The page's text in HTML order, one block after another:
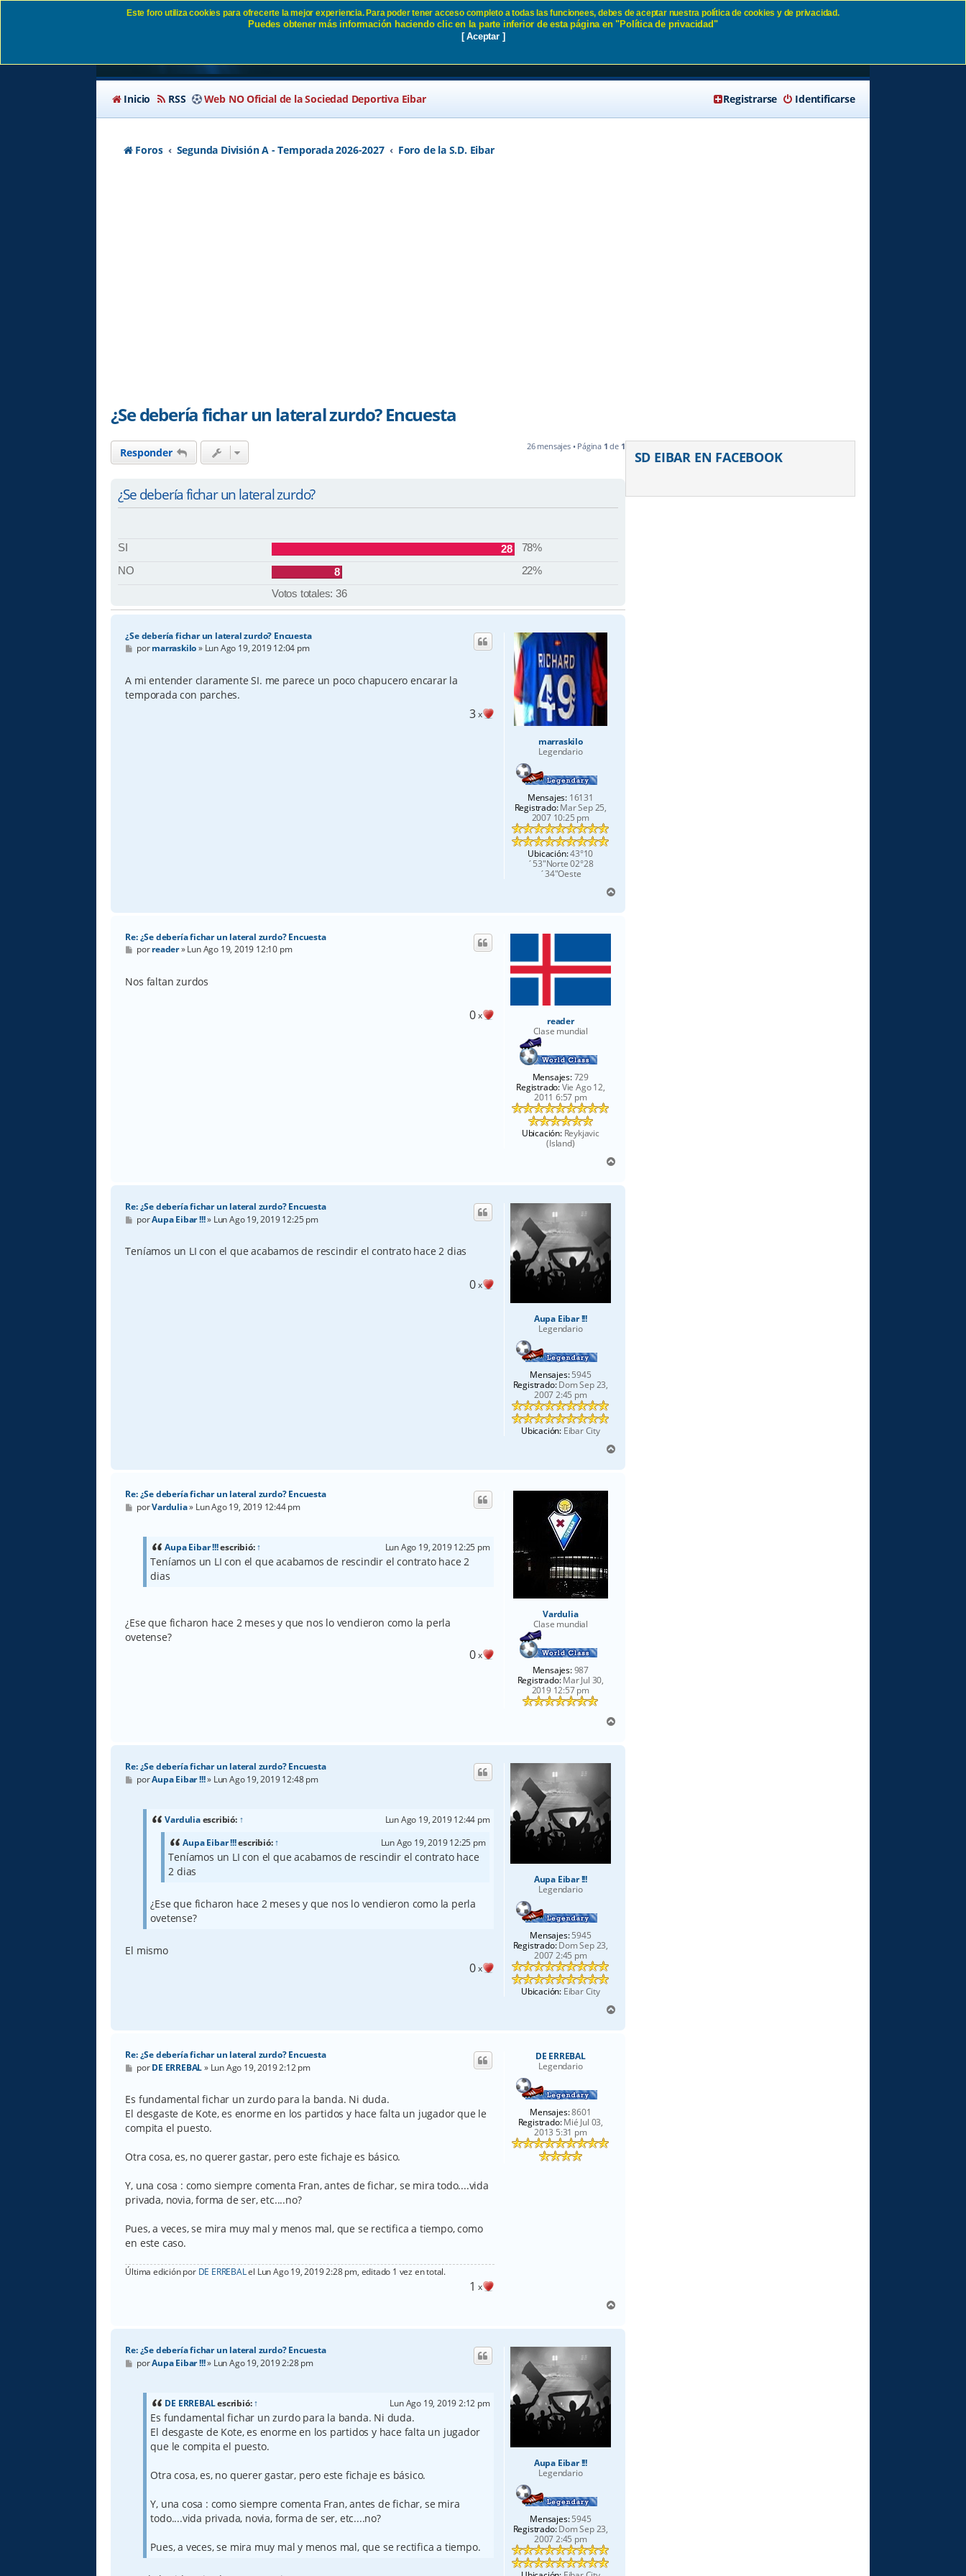
¿Se debería fichar un lateral zurdo? Encuesta SD Eibar
Inicio RSS Web NO Oficial de la Sociedad Deportiva Eibar Identificarse
Registrarse
Foros Segunda División A - Temporada 2026-2027 Foro de la S.D. Eibar
¿Se debería fichar un lateral zurdo? Encuesta
Responder 26 mensajes • Página 1 de 1
¿Se debería fichar un lateral zurdo?
SI 28
78%
NO
8
22%
Votos totales: 36
marraskilo
Legendario
Mensajes: 16131
Registrado:Mar Sep 25,
2007 10:25 pm
Ubicación:43°10
´53"Norte 02°28
´34"Oeste
¿Se debería fichar un lateral zurdo? Encuesta
M
e
s
a
j
pormarraskilo» Lun Ago 19, 2019 12:04 pm
A mi entender claramente SI. me parece un poco chapucero encarar la
temporada con parches.
3x
r
reader
Clase mundial
Mensajes:729
Registrado:Vie Ago 12,
2011 6:57 pm
Ubicación:Reykjavic
(Island)
Re: ¿Se debería fichar un lateral zurdo? Encuesta
M
e
s
a
porreader»Lun Ago 19, 2019 12:10 pm
Nos faltan zurdos
0x
r
Aupa Eibar !!!
Legendario
Mensajes:5945
Registrado:Dom Sep 23,
2007 2:45 pm
Ubicación:Eibar City
Re: ¿Se debería fichar un lateral zurdo? Encuesta
M
e
s
a
porAupa Eibar !!!» Lun Ago 19, 2019 12:25 pm
Teníamos un LI con el que acabamos de rescindir el contrato hace 2 dias
0x
r
Vardulia
Clase mundial
Mensajes:987
Registrado:Mar Jul 30,
2019 12:57 pm
Re: ¿Se debería fichar un lateral zurdo? Encuesta
M
e
porVardulia» Lun Ago 19, 2019 12:44 pm
Aupa Eibar !!!escribió:↑ Lun Ago 19, 2019 12:25 pm
Teníamos un LI con el que acabamos de rescindir el contrato hace 2
dias
¿Ese que ficharon hace 2 meses y que nos lo vendieron como la perla
ovetense?
0x
r
Aupa Eibar !!!
Legendario
Mensajes:5945
Registrado:Dom Sep 23,
2007 2:45 pm
Ubicación:Eibar City
Re: ¿Se debería fichar un lateral zurdo? Encuesta
M
e
porAupa Eibar !!!» Lun Ago 19, 2019 12:48 pm
Varduliaescribió: ↑
Lun Ago 19, 2019 12:44 pm
Aupa Eibar !!!escribió:↑ Lun Ago 19, 2019 12:25 pm
Teníamos un LI con el que acabamos de rescindir el contrato hace
2 dias
¿Ese que ficharon hace 2 meses y que nos lo vendieron como la perla
ovetense?
El mismo
0x
r
DE ERREBAL
Legendario
Mensajes:8601
Registrado:Mié Jul 03,
2013 5:31 pm
Re: ¿Se debería fichar un lateral zurdo? Encuesta
M
e
s
a
e
porDE ERREBAL» Lun Ago 19, 2019 2:12 pm
Es fundamental fichar un zurdo para la banda. Ni duda.
El desgaste de Kote, es enorme en los partidos y hace falta un jugador que le
compita el puesto.
Otra cosa, es, no querer gastar, pero este fichaje es básico.
Y, una cosa : como siempre comenta Fran, antes de fichar, se mira todo....vida
privada, novia, forma de ser, etc....no?
Pues, a veces, se mira muy mal y menos mal, que se rectifica a tiempo, como
en este caso.
Última edición por DE ERREBALel Lun Ago 19, 2019 2:28 pm, editado 1 vez en total.
1 x
r
Aupa Eibar !!!
Legendario
Mensajes:5945
Registrado:Dom Sep 23,
2007 2:45 pm
Re: ¿Se debería fichar un lateral zurdo? Encuesta
M
e
porAupa Eibar !!!» Lun Ago 19, 2019 2:28 pm
DE ERREBALescribió:↑ Lun Ago 19, 2019 2:12 pm
Es fundamental fichar un zurdo para la banda. Ni duda.
El desgaste de Kote, es enorme en los partidos y hace falta un jugador
que le compita el puesto.
Otra cosa, es, no querer gastar, pero este fichaje es básico.
Y, una cosa : como siempre comenta Fran, antes de fichar, se mira
todo....vida privada, novia, forma de ser, etc....no?
Pues, a veces, se mira muy mal y menos mal, que se rectifica a tiempo.
SD EIBAR EN FACEBOOK
Este foro utiliza cookies para ofrecerte la mejor experiencia. Para poder tener acceso completo a todas las funcionees, debes de aceptar nuestra política de cookies y de privacidad.
Puedes obtener más información haciendo clic en la parte inferior de esta página en "Política de privacidad"
[ Aceptar ]